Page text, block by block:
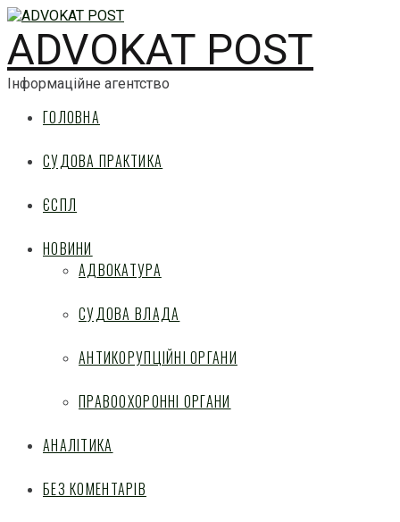
ADVOKAT POST
Інформаційне агентство
ГОЛОВНА
СУДОВА ПРАКТИКА
ЄСПЛ
НОВИНИ
АДВОКАТУРА
СУДОВА ВЛАДА
АНТИКОРУПЦІЙНІ ОРГАНИ
ПРАВООХОРОННІ ОРГАНИ
АНАЛІТИКА
БЕЗ КОМЕНТАРІВ